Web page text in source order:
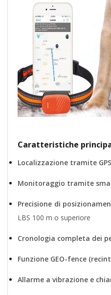
Caratteristiche
Localizzazione tramite GPS
Monitoraggio tramite
Precisione di
LBS 100 m o superiore
Cronologia completa dei
Funzione GEO-fence
Allarme a vibrazione e